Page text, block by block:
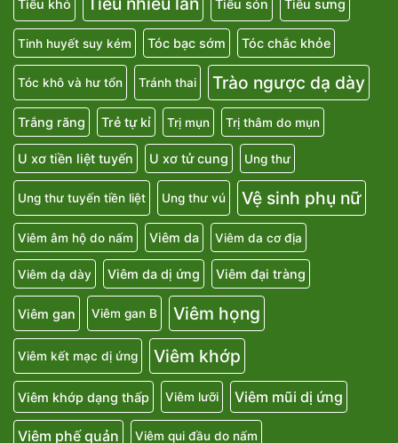
Tiểu khó Tiểu són Tiêu sưng
Tinh huyết suy kém Tóc bạc sớm Tóc chắc khỏe
Tóc khô và hư tổn Tránh thai Trào ngược dạ dày
Trắng răng Trẻ tự kỉ Trị mụn Trị thâm do mụn
U xơ tiền liệt tuyến U xơ tử cung Ung thư
Ung thư tuyến tiền liệt Ung thư vú Vệ sinh phụ nữ
Viêm âm hộ do nấm Viêm da Viêm da cơ địa
Viêm dạ dày Viêm da dị ứng Viêm đại tràng
Viêm gan Viêm gan B Viêm họng
Viêm kết mạc dị ứng Viêm khớp
Viêm khớp dạng thấp Viêm lưỡi Viêm mũi dị ứng
Viêm phế quản Viêm qui đầu do nấm